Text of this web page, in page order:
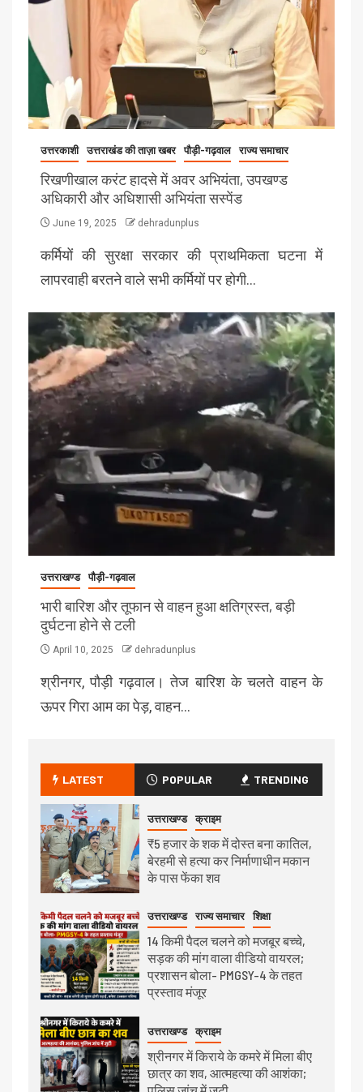
उत्तरकाशी उत्तराखंड की ताज़ा खबर पौड़ी-गढ़वाल राज्य समाचार
रिखणीखाल करंट हादसे में अवर अभियंता, उपखण्ड
अधिकारी और अधिशासी अभियंता सस्पेंड
June 19, 2025 dehradunplus
कर्मियों की सुरक्षा सरकार की प्राथमिकता घटना में
लापरवाही बरतने वाले सभी कर्मियों पर होगी…
उत्तराखण्ड पौड़ी-गढ़वाल
भारी बारिश और तूफान से वाहन हुआ क्षतिग्रस्त, बड़ी
दुर्घटना होने से टली
April 10, 2025 dehradunplus
श्रीनगर, पौड़ी गढ़वाल। तेज बारिश के चलते वाहन के
ऊपर गिरा आम का पेड़, वाहन…
LATEST POPULAR TRENDING
उत्तराखण्ड क्राइम
₹5 हजार के शक में दोस्त बना कातिल,
बेरहमी से हत्या कर निर्माणाधीन मकान
के पास फेंका शव
उत्तराखण्ड राज्य समाचार शिक्षा
14 किमी पैदल चलने को मजबूर बच्चे,
सड़क की मांग वाला वीडियो वायरल;
प्रशासन बोला- PMGSY-4 के तहत
प्रस्ताव मंजूर
उत्तराखण्ड क्राइम
श्रीनगर में किराये के कमरे में मिला बीए
छात्र का शव, आत्महत्या की आशंका;